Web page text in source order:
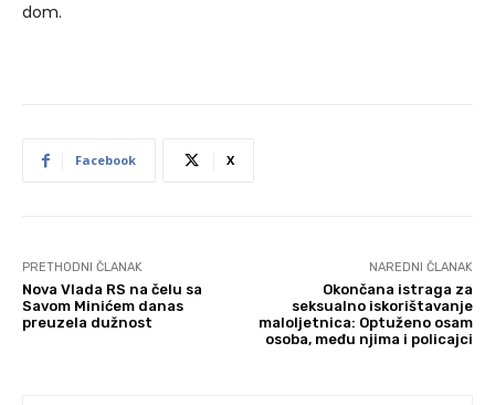
dom.
Facebook X
PRETHODNI ČLANAK
Nova Vlada RS na čelu sa
Savom Minićem danas
preuzela dužnost
NAREDNI ČLANAK
Okončana istraga za
seksualno iskorištavanje
maloljetnica: Optuženo osam
osoba, među njima i policajci